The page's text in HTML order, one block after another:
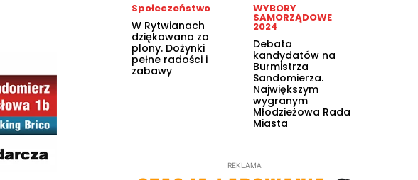
Społeczeństwo
W Rytwianach
dziękowano za
plony. Dożynki
pełne radości i
zabawy
WYBORY
SAMORZĄDOWE
2024
Debata
kandydatów na
Burmistrza
Sandomierza.
Największym
wygranym
Młodzieżowa Rada
Miasta
REKLAMA